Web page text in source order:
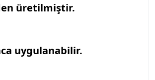
üretilmiştir.
uygulanabilir.